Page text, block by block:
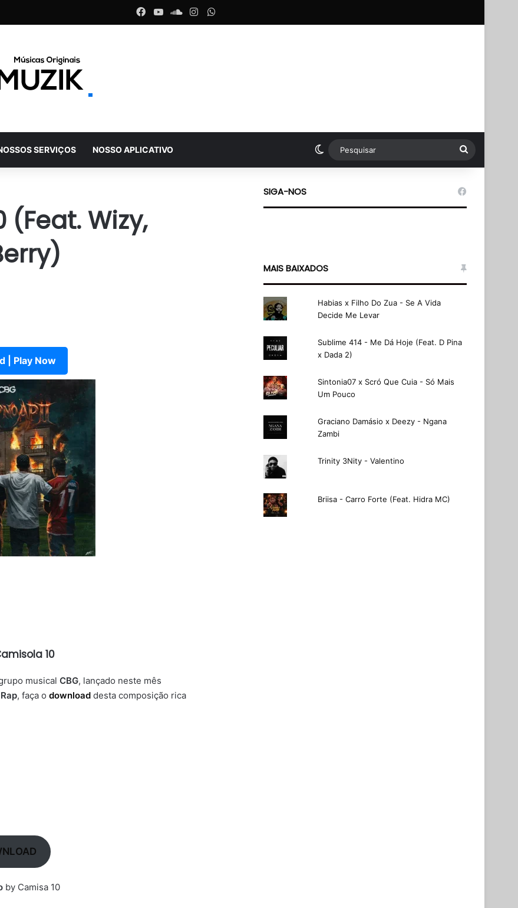
Facebook
YouTubeSoundCloud
Instagram
SERVIÇOS NOSSO APLICATIVO Switch skin Pesquisar
(Feat. Wizy,
| Play Now
10
musical CBG, lançado neste mês
Rap, faça o download desta composição rica
by Camisa 10
SIGA-NOS
MAIS BAIXADOS
Habias x Filho Do Zua - Se A Vida
Decide Me Levar
Sublime 414 - Me Dá Hoje (Feat. D Pina
x Dada 2)
Sintonia07 x Scró Que Cuia - Só Mais
Um Pouco
Graciano Damásio x Deezy - Ngana
Zambi
Trinity 3Nity - Valentino
Briisa - Carro Forte (Feat. Hidra MC)